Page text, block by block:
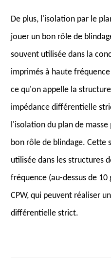
De plus, l'isolation par le
jouer un bon rôle de
souvent utilisée dans la
imprimés à haute
ce qu'on appelle la
impédance différentielle
l'isolation du plan de
bon rôle de blindage. Cette
utilisée dans les structures
fréquence (au-dessus de
CPW, qui peuvent réaliser
différentielle strict.